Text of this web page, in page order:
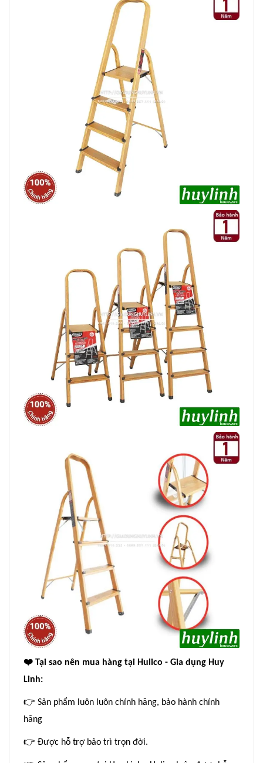
❤ ️ Tại sao nên mua hàng tại Hulico - Gia dụng Huy
Linh:
👉 Sản phẩm luôn luôn chính hãng, bảo hành chính
hãng
👉 Được hỗ trợ bảo trì trọn đời.